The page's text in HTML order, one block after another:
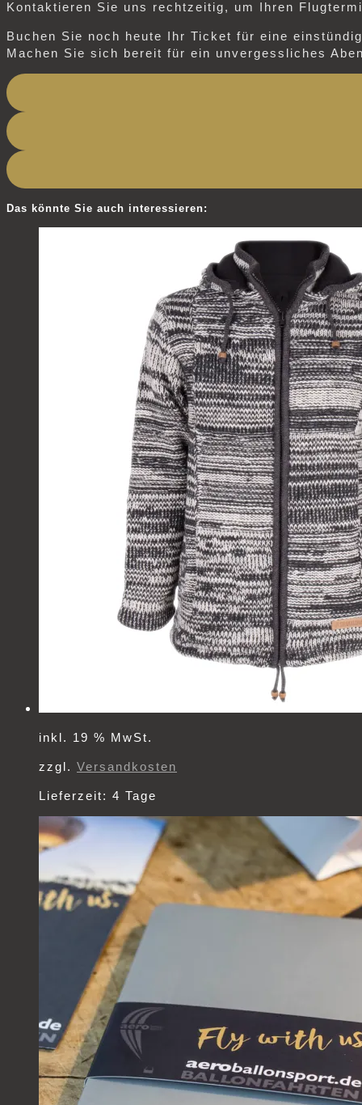
Kontaktieren Sie uns rechtzeitig, um Ihren
Buchen Sie noch heute Ihr Ticket für eine
Machen Sie sich bereit für ein unvergessliches
Das könnte Sie auch interessieren:
inkl. 19 % MwSt.
zzgl. Versandkosten
Lieferzeit: 4 Tage